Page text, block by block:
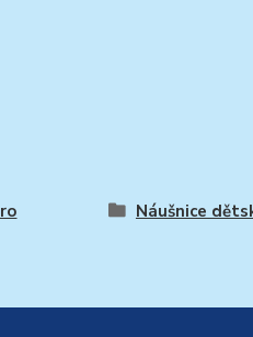
Náušnice